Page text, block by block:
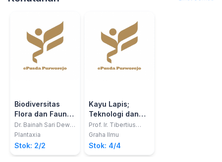
Biodiversitas
Flora dan Fauna
Universitas
Lampung
Dr. Bainah Sari Dewi,
S. Hut., M.P., Dr.
M.Si., Prof. Dr. Ir. H.
Sugeng P. Harianto,
Plantaxia
Stok: 2/2
Kayu Lapis;
Teknologi dan
Sertifikasi
sebagai Produk
Hijau
Prof. Ir. Tibertius
Agus Prayitno,
Graha Ilmu
Stok: 4/4